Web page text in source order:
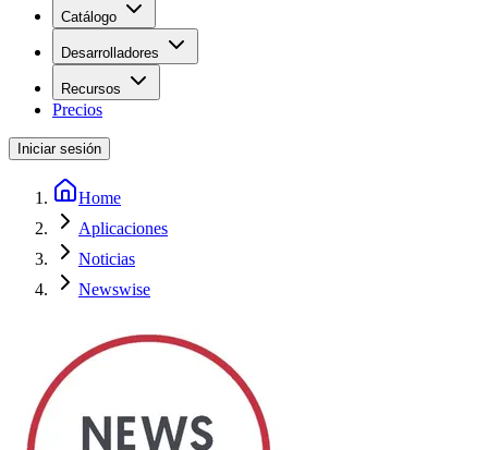
Catálogo
Desarrolladores
Recursos
Precios
Iniciar sesión
Home
Aplicaciones
Noticias
Newswise